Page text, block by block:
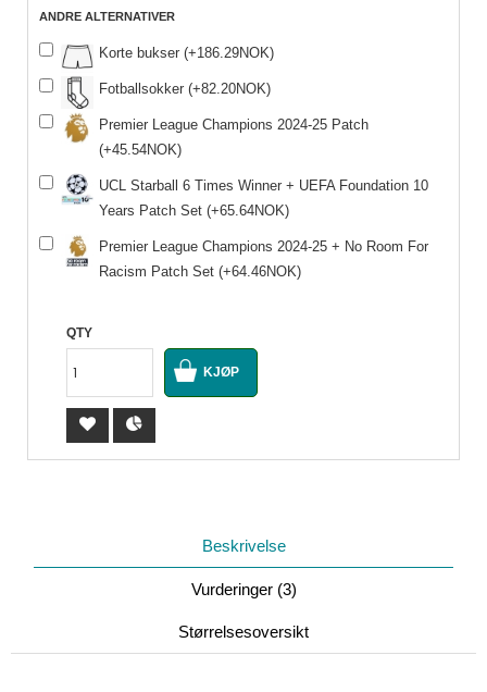
ANDRE ALTERNATIVER
Korte bukser (+186.29NOK)
Fotballsokker (+82.20NOK)
Premier League Champions 2024-25 Patch
(+45.54NOK)
UCL Starball 6 Times Winner + UEFA Foundation 10
Years Patch Set (+65.64NOK)
Premier League Champions 2024-25 + No Room For
Racism Patch Set (+64.46NOK)
QTY
Beskrivelse
Vurderinger (3)
Størrelsesoversikt